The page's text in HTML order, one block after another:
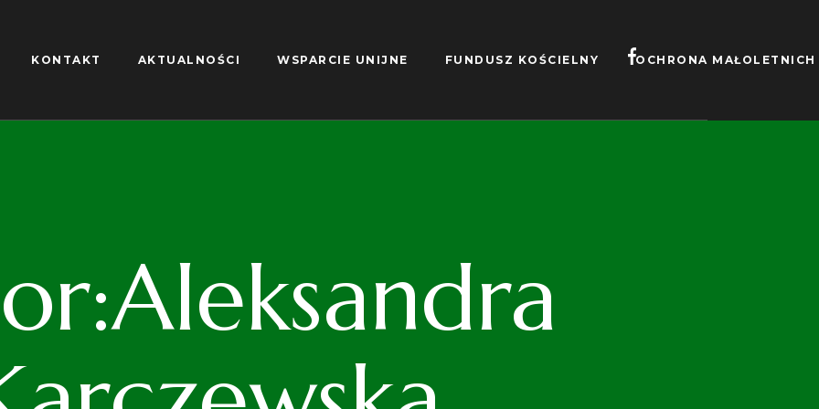
KONTAKT AKTUALNOŚCI WSPARCIE UNIJNE FUNDUSZ KOŚCIELNY OCHRONA MAŁOLETNICH